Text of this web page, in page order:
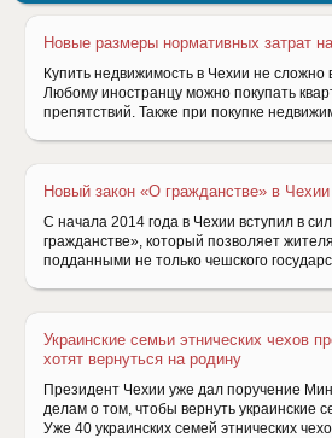
Новые размеры нормативных затрат
Купить недвижимость в Чехии не сложно
Любому иностранцу можно покупать
препятствий. Также при покупке
Новый закон «О гражданстве» в Чехии
С начала 2014 года в Чехии вступил в
гражданстве», который позволяет
подданными не только чешского
Украинские семьи этнических чехов
хотят вернуться на родину
Президент Чехии уже дал поручение
делам о том, чтобы вернуть украинские
Уже 40 украинских семей этнических